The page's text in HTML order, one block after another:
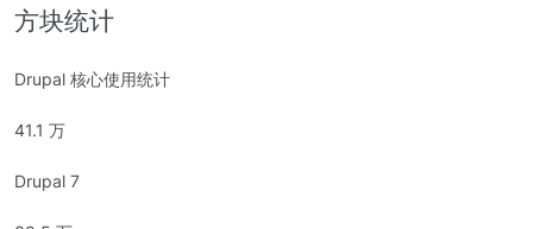
方块统计
Drupal 核心使用统计
41.1 万
Drupal 7